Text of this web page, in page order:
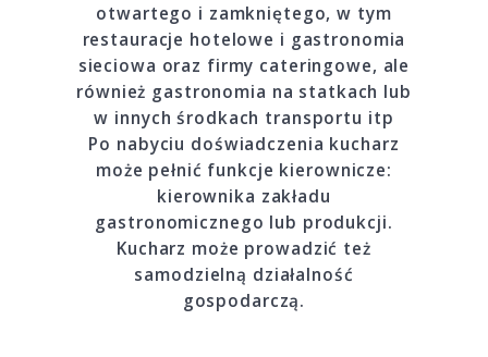
otwartego i zamkniętego, w tym
restauracje hotelowe i gastronomia
sieciowa oraz firmy cateringowe, ale
również gastronomia na statkach lub
w innych środkach transportu itp
Po nabyciu doświadczenia kucharz
może pełnić funkcje kierownicze:
kierownika zakładu
gastronomicznego lub produkcji.
Kucharz może prowadzić też
samodzielną działalność
gospodarczą.